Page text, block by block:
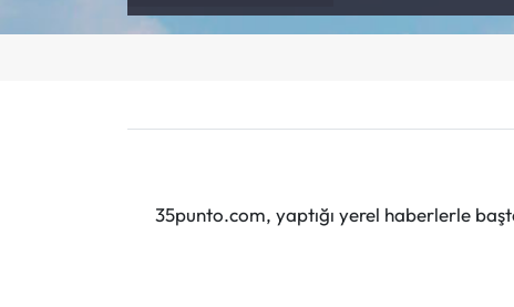
35punto.com, yaptığı yerel haberlerle